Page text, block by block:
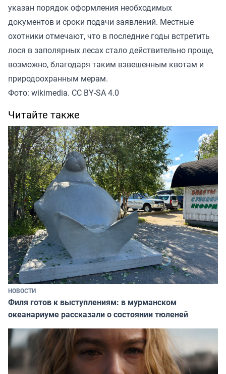
указан порядок оформления необходимых
документов и сроки подачи заявлений. Местные
охотники отмечают, что в последние годы встретить
лося в заполярных лесах стало действительно проще,
возможно, благодаря таким взвешенным квотам и
природоохранным мерам.
Фото: wikimedia. CC BY-SA 4.0
Читайте также
НОВОСТИ
Филя готов к выступлениям: в мурманском
океанариуме рассказали о состоянии тюленей